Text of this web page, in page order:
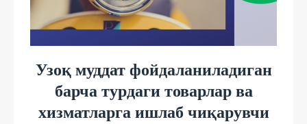
Узоқ муддат фойдаланиладиган
барча турдаги товарлар ва
хизматларга ишлаб чиқарувчи